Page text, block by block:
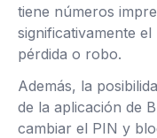
tiene números
significativamente
pérdida o robo.
Además, la
de la aplicación de
cambiar el PIN y